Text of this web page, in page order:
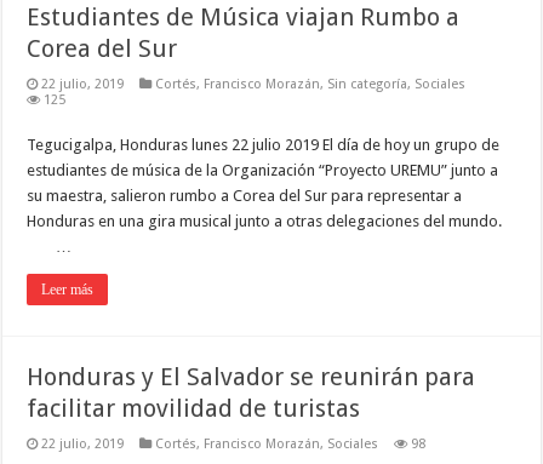
Estudiantes de Música viajan Rumbo a
Corea del Sur
22 julio, 2019 Cortés, Francisco Morazán, Sin categoría, Sociales
125
Tegucigalpa, Honduras lunes 22 julio 2019 El día de hoy un grupo de
estudiantes de música de la Organización “Proyecto UREMU” junto a
su maestra, salieron rumbo a Corea del Sur para representar a
Honduras en una gira musical junto a otras delegaciones del mundo.
Leer más
Honduras y El Salvador se reunirán para
facilitar movilidad de turistas
22 julio, 2019 Cortés, Francisco Morazán, Sociales 98